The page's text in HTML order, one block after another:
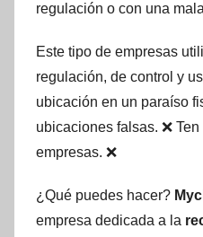
regulación o con una
Este tipo de empresas
regulación, de control y
ubicación en un paraíso
ubicaciones falsas. ❌
empresas. ❌
¿Qué puedes hacer?
empresa dedicada a la